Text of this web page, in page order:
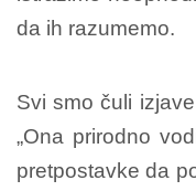
da ih razumemo.
Svi smo čuli
„Ona prirodno
pretpostavke da